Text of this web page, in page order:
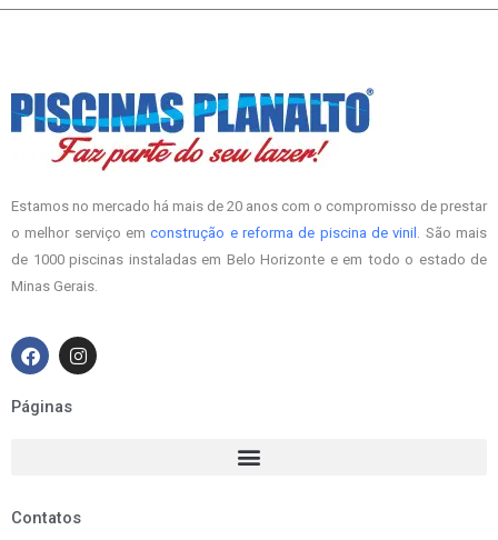
Estamos no mercado há mais de 20 anos com o compromisso de prestar
o melhor serviço emconstrução e reforma de piscina de vinil
. São mais
de 1000 piscinas instaladas em Belo Horizonte e em todo o estado de
Minas Gerais.
F
a
e
b
I
n
Páginas
Contatos